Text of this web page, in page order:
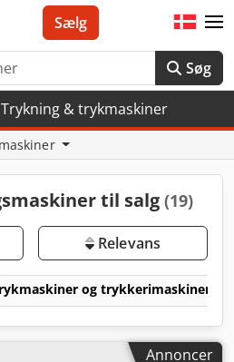
Søg
Sælg
Trykning & trykmaskiner
til salg (19)
Relevans
og trykkerimaskiner
Annoncer